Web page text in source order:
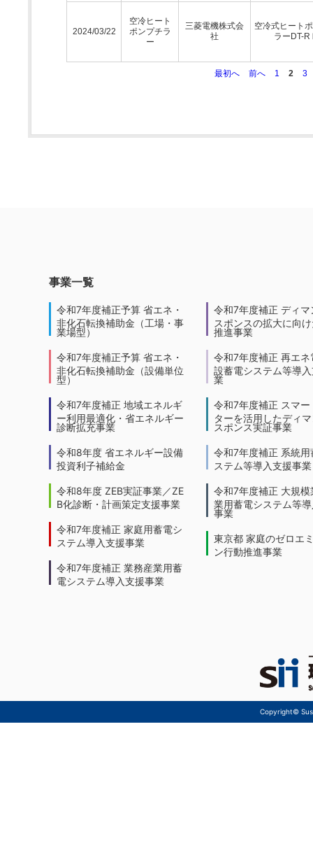
2024/03/22
空冷ヒート
ポンプチラ
ー
三菱電機株式会
社
空冷式ヒート
ラーDT-
最初へ 前へ 1 2 3
事業一覧
令和7年度補正予算 省エネ・
非化石転換補助金（工場・事
業場型）
令和7年度補正予算 省エネ・
非化石転換補助金（設備単位
型）
令和7年度補正 地域エネルギ
ー利用最適化・省エネルギー
診断拡充事業
令和8年度 省エネルギー設備
投資利子補給金
令和8年度 ZEB実証事業／ZE
B化診断・計画策定支援事業
令和7年度補正 家庭用蓄電シ
ステム導入支援事業
令和7年度補正 業務産業用蓄
電システム導入支援事業
令和7年度補正 ディマ
スポンスの拡大に向
推進事業
令和7年度補正 再エネ
設蓄電システム等導
業
令和7年度補正 スマー
ターを活用したディ
スポンス実証事業
令和7年度補正 系統用
ステム等導入支援事業
令和7年度補正 大規模
業用蓄電システム等
事業
東京都 家庭のゼロエ
ン行動推進事業
Copyright©